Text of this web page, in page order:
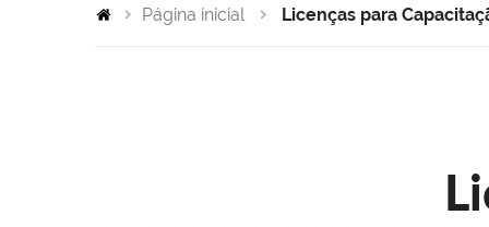
Página inicial Licenças para